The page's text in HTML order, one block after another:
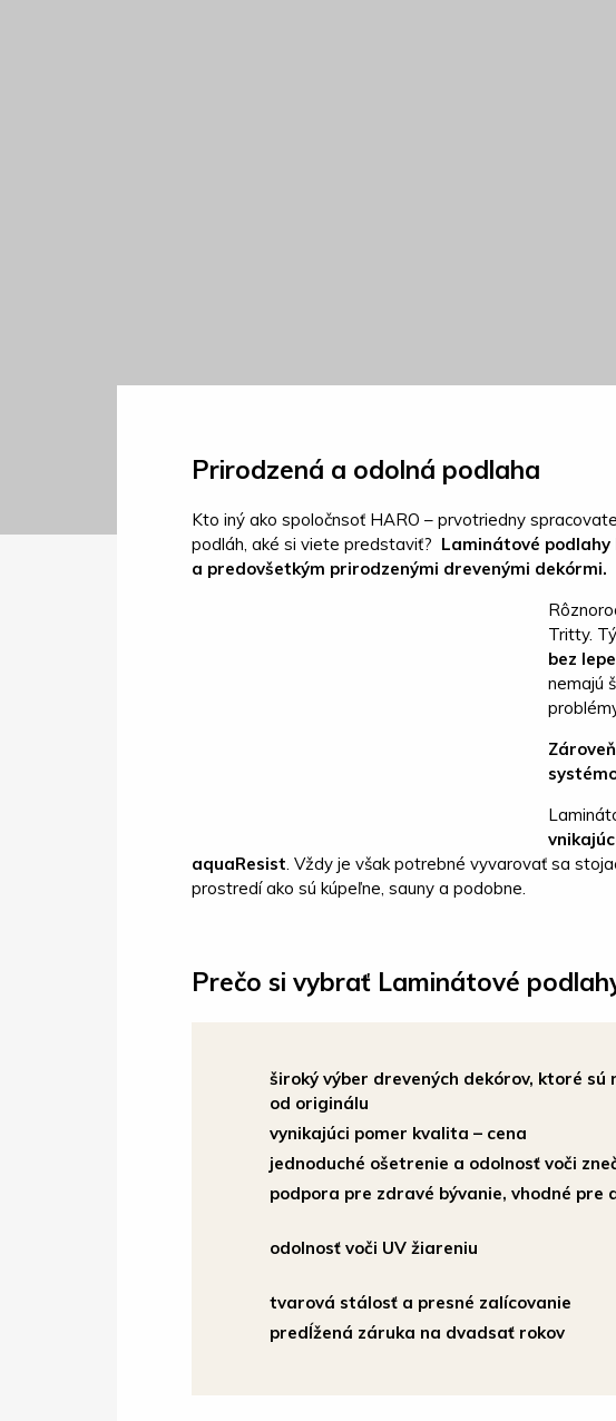
Prirodzená a odolná podlaha
Kto iný ako spoločnsoť HARO – prvotriedny
podláh, aké si viete predstaviť? Laminátové podlahy
a predovšetkým prirodzenými drevenými dekórmi.
Tritty.
bez
nemajú
aquaResist. Vždy je však potrebné vyvarovať sa
prostredí ako sú kúpeľne, sauny a podobne.
Prečo si vybrať Laminátové
široký výber drevených dekórov, ktoré sú
od originálu
vynikajúci pomer kvalita – cena
jednoduché ošetrenie a odolnosť voči
podpora pre zdravé bývanie, vhodné pre
odolnosť voči UV žiareniu
tvarová stálosť a presné zalícovanie
predĺžená záruka na dvadsať rokov